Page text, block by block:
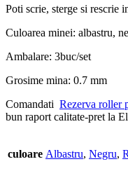
Poti scrie, sterge si rescrie
Culoarea minei: albastru,
Ambalare: 3buc/set
Grosime mina: 0.7 mm
Comandati Rezerva roller
bun raport calitate-pret la
culoare Albastru, Negru,